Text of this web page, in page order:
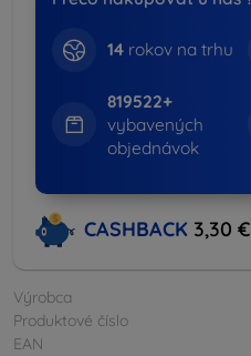
14rokov na trhu
819522+
vybavených
objednávok
CASHBACK 3,30 €
Výrobca
Produktové číslo
EAN